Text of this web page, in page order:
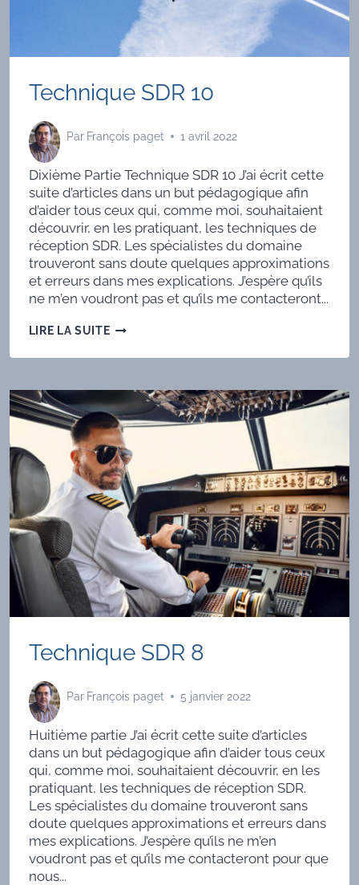
Technique SDR 10
Par François paget 1 avril 2022
Dixième Partie Technique SDR 10 J’ai écrit cette
suite d’articles dans un but pédagogique afin
d’aider tous ceux qui, comme moi, souhaitaient
découvrir, en les pratiquant, les techniques de
réception SDR. Les spécialistes du domaine
trouveront sans doute quelques approximations
et erreurs dans mes explications. J’espère qu’ils
ne m’en voudront pas et qu’ils me contacteront...
LIRE LA SUITETECHNIQUE
10
Technique SDR 8
Par François paget 5 janvier 2022
Huitième partie J’ai écrit cette suite d’articles
dans un but pédagogique afin d’aider tous ceux
qui, comme moi, souhaitaient découvrir, en les
pratiquant, les techniques de réception SDR.
Les spécialistes du domaine trouveront sans
doute quelques approximations et erreurs dans
mes explications. J’espère qu’ils ne m’en
voudront pas et qu’ils me contacteront pour que
nous...